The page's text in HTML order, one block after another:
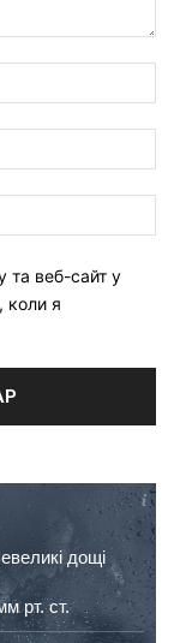
та веб-сайт у
коли я
дощі
рт. ст.